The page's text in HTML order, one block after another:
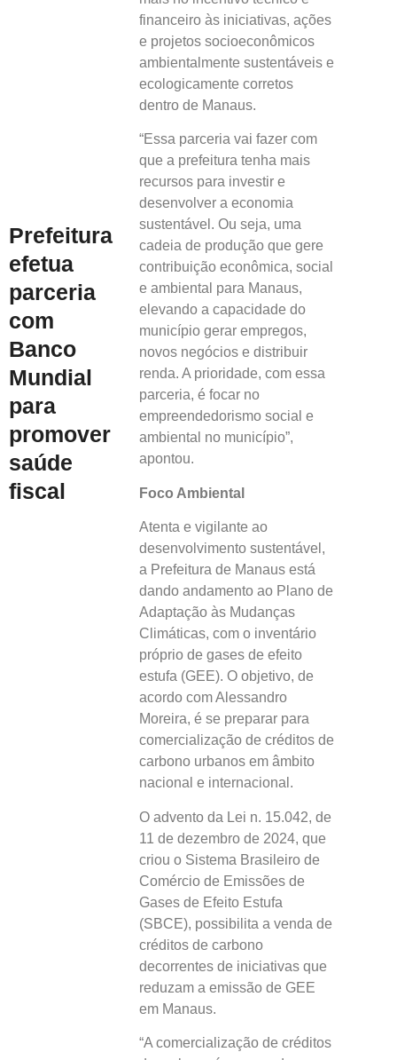
Prefeitura
efetua
parceria
com
Banco
Mundial
para
promover
saúde
fiscal
financeiro às iniciativas, ações
e projetos socioeconômicos
ambientalmente sustentáveis e
ecologicamente corretos
dentro de Manaus.
“Essa parceria vai fazer com
que a prefeitura tenha mais
recursos para investir e
desenvolver a economia
sustentável. Ou seja, uma
cadeia de produção que gere
contribuição econômica, social
e ambiental para Manaus,
elevando a capacidade do
município gerar empregos,
novos negócios e distribuir
renda. A prioridade, com essa
parceria, é focar no
empreendedorismo social e
ambiental no município”,
apontou.
Foco Ambiental
Atenta e vigilante ao
desenvolvimento sustentável,
a Prefeitura de Manaus está
dando andamento ao Plano de
Adaptação às Mudanças
Climáticas, com o inventário
próprio de gases de efeito
estufa (GEE). O objetivo, de
acordo com Alessandro
Moreira, é se preparar para
comercialização de créditos de
carbono urbanos em âmbito
nacional e internacional.
O advento da Lei n. 15.042, de
11 de dezembro de 2024, que
criou o Sistema Brasileiro de
Comércio de Emissões de
Gases de Efeito Estufa
(SBCE), possibilita a venda de
créditos de carbono
decorrentes de iniciativas que
reduzam a emissão de GEE
em Manaus.
“A comercialização de créditos